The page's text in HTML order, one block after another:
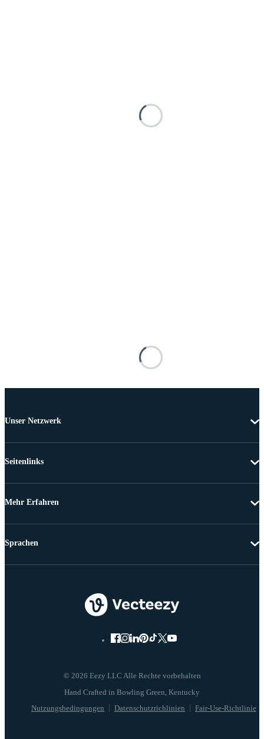
Unser Netzwerk
Seitenlinks
Mehr Erfahren
© 2026 Eezy LLC Alle Rechte vorbehalten
Nutzungsbedingungen Datenschutzrichlinien Fair-Use-Richtlinie
Sprachen